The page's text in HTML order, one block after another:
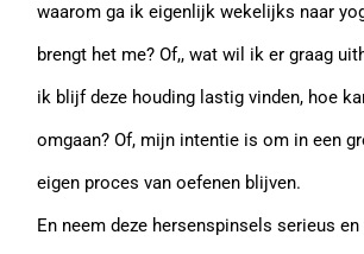
waarom ga ik eigenlijk wekelijks naar
brengt het me? Of,, wat wil ik er graag
ik blijf deze houding lastig vinden, hoe
omgaan? Of, mijn intentie is om in een
eigen proces van oefenen blijven.
En neem deze hersenspinsels serieus